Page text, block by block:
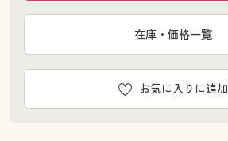
お気に入りに追加
在庫・価格一覧